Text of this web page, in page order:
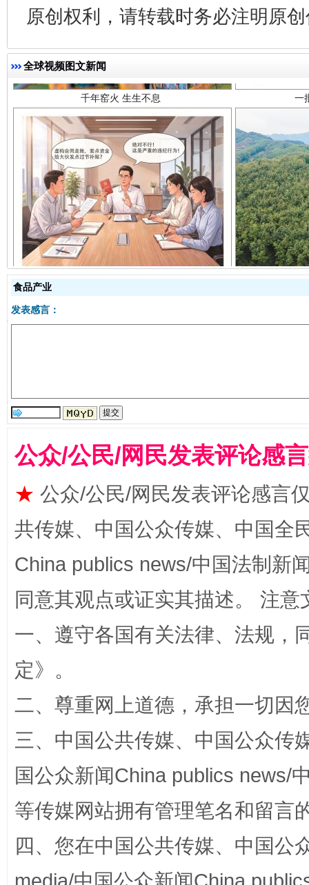
原创权利，请转载时务必注明原
全球视频图文新闻
千年窑火 生生不息 一
揭开“小金库”的免责幌子
全民健身五年计划来了！等你上场
阿坝州三大球赛在茂县开幕 规模
食品产业
发表感言：
公众/公民/网民发表评论感
★ 公众/公民/网民发表评论感言
共传媒、中国公众传媒、中国全
China publics news/中国法制新
同意其观点或证实其描述。 注
一、遵守各国有关法律、法规，
定》。
二、尊重网上道德，承担一切因
三、中国公共传媒、中国公众传
国公众新闻China publics news/
等传媒网站拥有管理笔名和留言
四、您在中国公共传媒、中国公